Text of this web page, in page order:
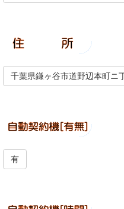
千葉県鎌ヶ谷市道野辺本町ニ
有